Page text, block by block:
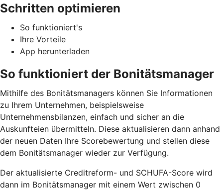
Schritten optimieren
So funktioniert's
Ihre Vorteile
App herunterladen
So funktioniert der Bonitätsmanager
Mithilfe des Bonitätsmanagers können Sie Informationen
zu Ihrem Unternehmen, beispielsweise
Unternehmensbilanzen, einfach und sicher an die
Auskunfteien übermitteln. Diese aktualisieren dann anhand
der neuen Daten Ihre Scorebewertung und stellen diese
dem Bonitätsmanager wieder zur Verfügung.
Der aktualisierte Creditreform- und SCHUFA-Score wird
dann im Bonitätsmanager mit einem Wert zwischen 0